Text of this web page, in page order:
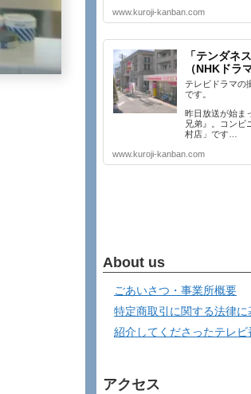
www.kuroji-kanban.com
「テンダネ
（NHKドラ
テレビドラマの
です。
昨日放送が始ま
兄弟』。コンビ
村店」です…
www.kuroji-kanban.com
About us
ごあいさつ・事業所概要
特定商取引に関する法律に
紹介してくださったテレビ
アクセス